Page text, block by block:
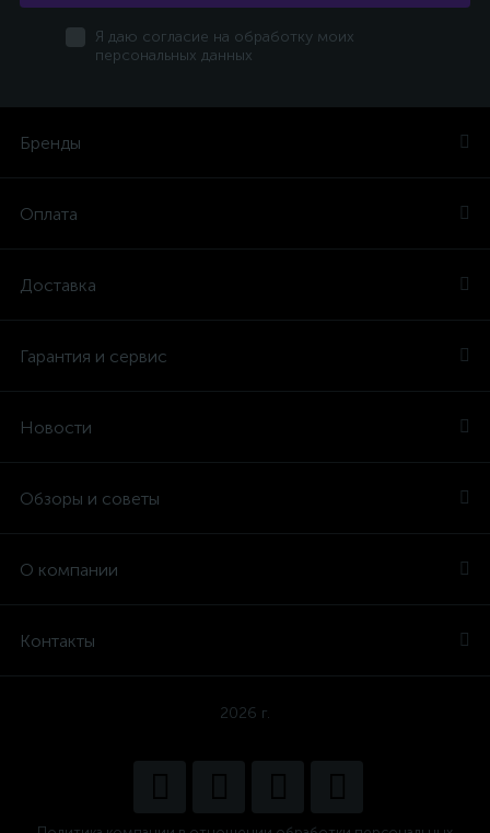
Я даю согласие на обработку моих
персональных данных
Бренды
Оплата
Доставка
Гарантия и сервис
Новости
Обзоры и советы
О компании
Контакты
2026 г.